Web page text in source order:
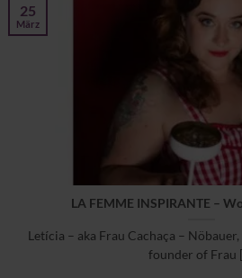
LA FEMME INSPIRANTE –
Letícia – aka Frau Cachaça –
founder of Frau
25
März